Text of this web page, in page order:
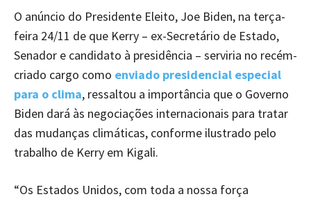
O anúncio do Presidente Eleito, Joe Biden, na terça-
feira 24/11 de que Kerry – ex-Secretário de Estado,
Senador e candidato à presidência – serviria no recém-
criado cargo como enviado presidencial especial
para o clima, ressaltou a importância que o Governo
Biden dará às negociações internacionais para tratar
das mudanças climáticas, conforme ilustrado pelo
trabalho de Kerry em Kigali.
“Os Estados Unidos, com toda a nossa força